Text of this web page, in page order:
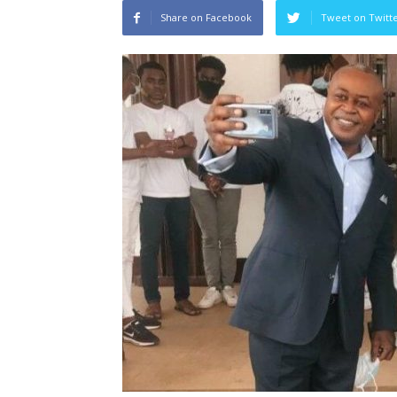
Share on Facebook Tweet on